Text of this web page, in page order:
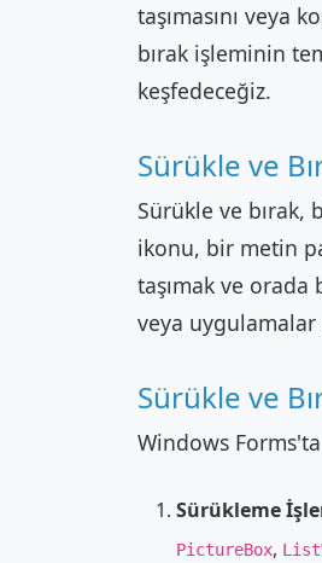
taşımasını veya
bırak işleminin
keşfedeceğiz.
Sürükle ve
Sürükle ve bırak,
ikonu, bir metin
taşımak ve orada
veya uygulamalar
Sürükle ve
Windows
Sürükleme
PictureBox,